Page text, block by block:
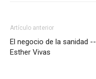
Artículo anterior
El negocio de la sanidad --
Esther Vivas